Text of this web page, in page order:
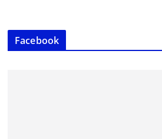
Facebook